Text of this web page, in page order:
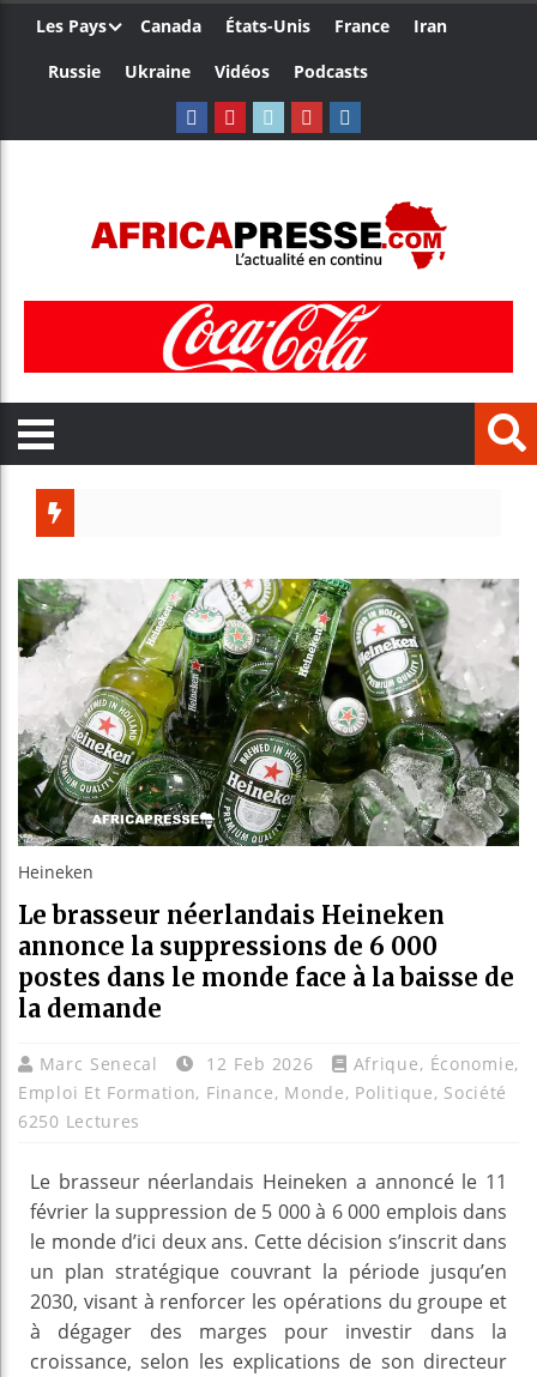
Les Pays Canada États-Unis France
Iran
Russie
Ukraine Vidéos Podcasts
Bénin
Heineken
Le brasseur néerlandais Heineken
annonce la suppressions de 6 000
postes dans le monde face à la baisse de
la demande
Marc Senecal 12 Feb 2026 Afrique, Économie,
Emploi Et Formation, Finance, Monde, Politique, Société
6250 Lectures
Le brasseur néerlandais Heineken a annoncé le 11
février la suppression de 5 000 à 6 000 emplois dans
le monde d’ici deux ans. Cette décision s’inscrit dans
un plan stratégique couvrant la période jusqu’en
2030, visant à renforcer les opérations du groupe et
à dégager des marges pour investir dans la
croissance, selon les explications de son directeur